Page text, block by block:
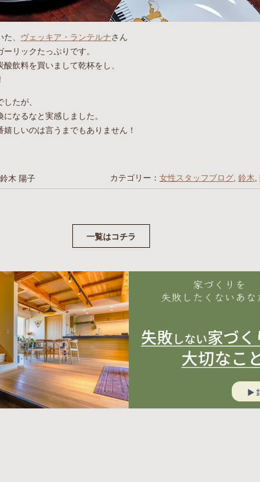
、 ヴェッキア・ランテルナさん
リックたっぷりです。
飲料を買いまして乾杯をし、
たが、
なるなと実感しました。
嬉しいのは言うまでもありません！
木 陽子 カテゴリー： 女性スタッフブログ 鈴木
一覧はコチラ